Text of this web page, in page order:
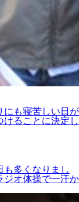
にも寝苦しい日が
ることに決定し
も多くなりまし
ジオ体操で一汗か